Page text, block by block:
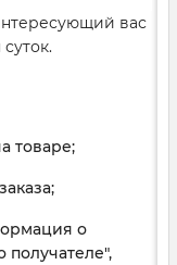
вас
товаре;
о
получателе",